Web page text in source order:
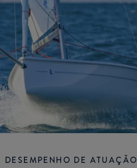
DESEMPENHO DE ATUAÇÃO